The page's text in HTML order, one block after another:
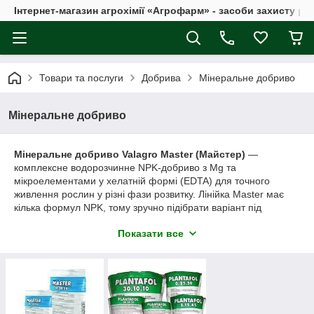
Інтернет-магазин агрохімії «Агрофарм» - засоби захисту
Товари та послуги Добрива Мінеральне добриво
Мінеральне добриво
Мінеральне добриво Valagro Master (Майстер) —
комплексне водорозчинне NPK-добриво з Mg та
мікроелементами у хелатній формі (EDTA) для точного
живлення рослин у різні фази розвитку. Лінійка Master має
кілька формул NPK, тому зручно підібрати варіант під
в різних субстратах (ґрунт, торфосуміші, мінеральна вата,
перліт). Висока хімічна чистота без натрію, хлору та
карбонатів робить Master надійним для іригаційних систем і
Показати все